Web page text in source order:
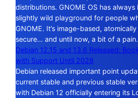
distributions. GNOME OS has
slightly wild playground for people
GNOME. It’s image-based,
secure… and until now, a bit of a
Debian 12.15 and 13.6 Released:
with Support Until 2028
Debian released important point
current stable and previous stable
with Debian 12 officially entering its